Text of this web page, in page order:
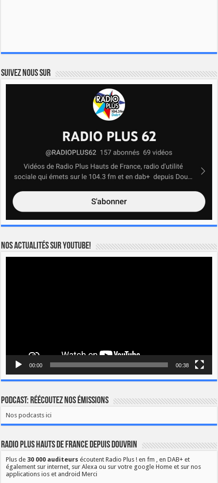
Suivez nous sur
Nos actualités sur YOUTUBE!
00:00 00:38
Podcast: Réécoutez nos émissions
Nos podcasts ici
Radio Plus Hauts de France depuis Douvrin
Plus de30 000 auditeurs écoutent Radio Plus ! en fm , en DAB+ et
également sur internet, sur Alexa ou sur votre google Home et sur nos
applications ios et android Merci